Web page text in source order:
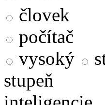
človek
počítač
vysoký
stupeň